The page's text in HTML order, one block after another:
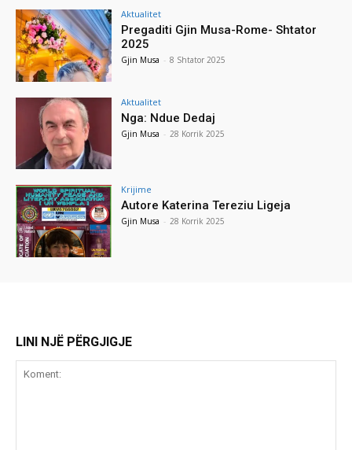
Aktualitet
Pregaditi Gjin Musa-Rome- Shtator
2025
Gjin Musa - 8 Shtator 2025
Aktualitet
Nga: Ndue Dedaj
Gjin Musa - 28 Korrik 2025
Krijime
Autore Katerina Tereziu Ligeja
Gjin Musa - 28 Korrik 2025
LINI NJË PËRGJIGJE